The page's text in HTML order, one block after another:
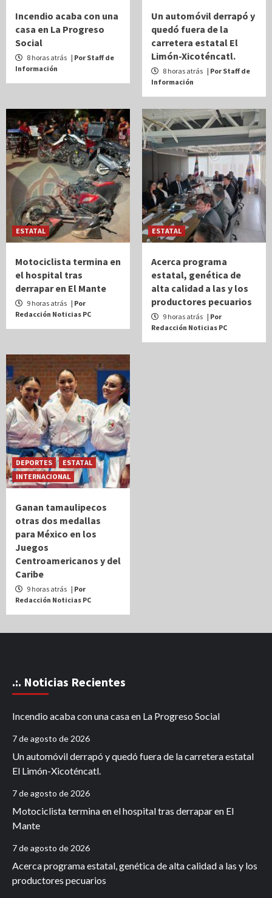
Incendio acaba con una
casa en La Progreso
Social
8 horas atrás | Por Staff de
Información
Un automóvil derrapó y
quedó fuera de la
carretera estatal El
Limón-Xicoténcatl.
8 horas atrás | Por Staff de
Información
ESTATAL
Motociclista termina en
el hospital tras
derrapar en El Mante
9 horas atrás | Por
Redacción Noticias PC
ESTATAL
Acerca programa
estatal, genética de
alta calidad a las y los
productores pecuarios
9 horas atrás | Por
Redacción Noticias PC
DEPORTES
ESTATAL
INTERNACIONAL
Ganan tamaulipecos
otras dos medallas
para México en los
Juegos
Centroamericanos y del
Caribe
9 horas atrás | Por
Redacción Noticias PC
.:. Noticias Recientes
Incendio acaba con una casa en La Progreso Social
7 de agosto de 2026
Un automóvil derrapó y quedó fuera de la carretera estatal
El Limón-Xicoténcatl.
7 de agosto de 2026
Motociclista termina en el hospital tras derrapar en El
Mante
7 de agosto de 2026
Acerca programa estatal, genética de alta calidad a las y los
productores pecuarios